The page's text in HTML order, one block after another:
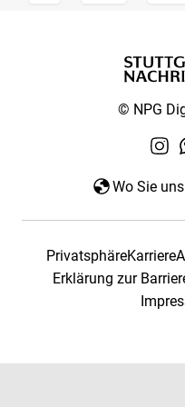
© NPG
Wo Sie
PrivatsphäreKarriere
Erklärung zur